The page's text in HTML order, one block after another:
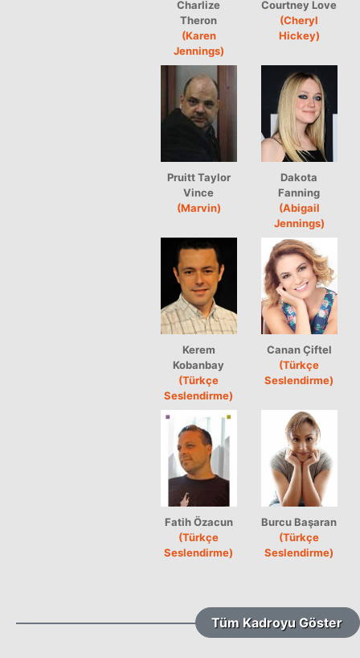
Charlize
Theron
(Karen
Jennings)
Courtney Love
(Cheryl
Hickey)
Pruitt Taylor
Vince
(Marvin)
Dakota
Fanning
(Abigail
Jennings)
Kerem
Kobanbay
(Türkçe
Seslendirme)
Canan Çiftel
(Türkçe
Seslendirme)
Fatih Özacun
(Türkçe
Seslendirme)
Burcu Başaran
(Türkçe
Seslendirme)
Tüm Kadroyu Göster